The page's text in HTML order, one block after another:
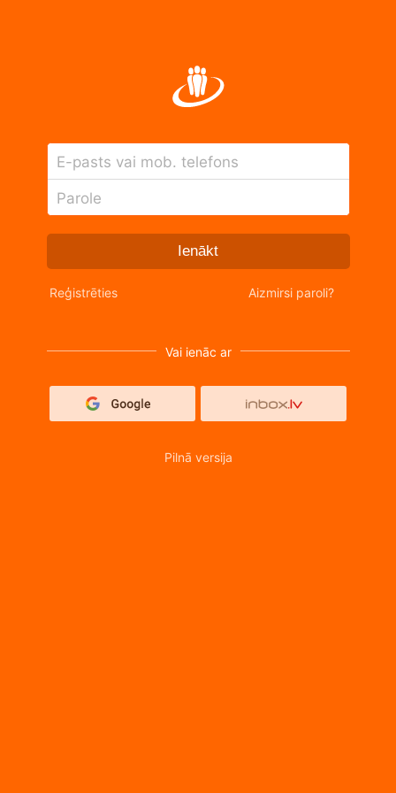
E-pasts vai mob. telefons
Parole
Ienākt
Reģistrēties Aizmirsi paroli?
Vai ienāc ar
Pilnā versija